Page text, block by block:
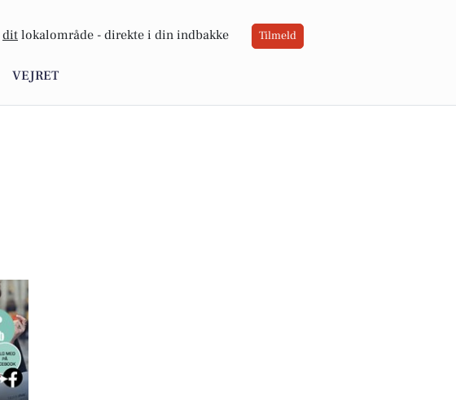
dit lokalområde - direkte i din indbakke Tilmeld
VEJRET